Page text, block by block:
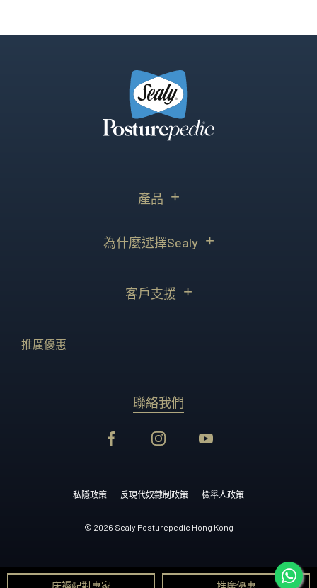
產品
為什麼選擇Sealy
客戶支援
推廣優惠
聯絡我們
私隱政策 反現代奴隸制政策 檢舉人政策
© 2026 Sealy Posturepedic Hong Kong
床褥配對專家 推廣優惠